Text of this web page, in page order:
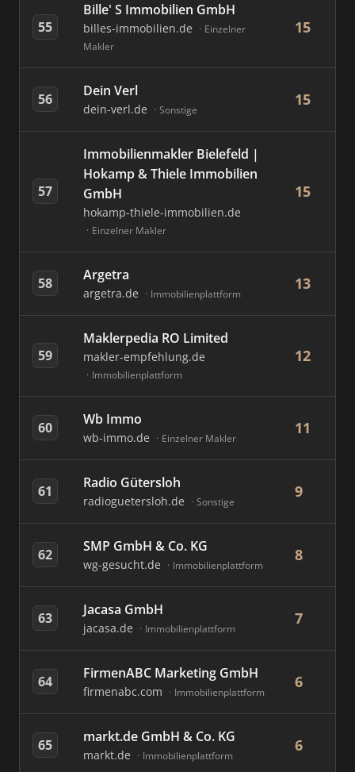
55
Bille' S Immobilien GmbH
billes-immobilien.de
Einzelner
Makler
15
56 Dein Verl
dein-verl.de Sonstige
15
57
Immobilienmakler Bielefeld |
Hokamp & Thiele Immobilien
GmbH
hokamp-thiele-immobilien.de
Einzelner Makler
15
58 Argetra
argetra.de Immobilienplattform
13
59
Maklerpedia RO Limited
makler-empfehlung.de
Immobilienplattform
12
60 Wb Immo
wb-immo.de Einzelner Makler
11
61 Radio Gütersloh
radioguetersloh.de Sonstige
9
62 SMP GmbH & Co. KG
wg-gesucht.de Immobilienplattform
8
63 Jacasa GmbH
jacasa.de Immobilienplattform
7
64 FirmenABC Marketing GmbH
firmenabc.com Immobilienplattform
6
65 markt.de GmbH & Co. KG
markt.de Immobilienplattform
6